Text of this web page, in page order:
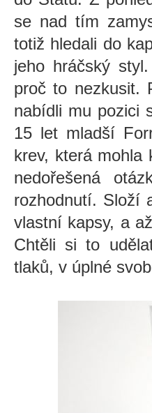
se nad tím
totiž hledali do
jeho hráčský
proč to nezkusit.
nabídli mu pozici
15 let mladší
krev, která mohla
nedořešená
rozhodnutí. Složí
vlastní kapsy, a
Chtěli si to
tlaků, v úplné